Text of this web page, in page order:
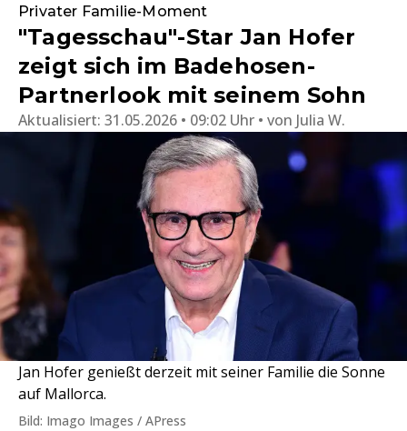
Privater Familie-Moment
"Tagesschau"-Star Jan Hofer
zeigt sich im Badehosen-
Partnerlook mit seinem Sohn
Aktualisiert: 31.05.2026 • 09:02 Uhr von Julia W.
Jan Hofer genießt derzeit mit seiner Familie die Sonne
auf Mallorca.
Bild: Imago Images / APress